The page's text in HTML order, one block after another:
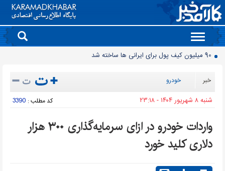
Toggle
navigation
90 میلیون کیف پول برای ایرانی ها ساخته شد
معمای قیمت سکه امامی و بهار آزادی در دادگاه خانواده
آخرین وضعیت سدهای تهران اعلام شد
حذف و بازگشت دوباره تلگرام به فروشگاه برنامه اپل
موتورسیکلت‌های برقی مشتری ندارند/ کمبود زیرساخت یا بی‌میلی مردم؟
سدهای مهم کشور چقدر آب دارند؟
جمعیت ایران از ۸۷ میلیون نفر عبور کرد
خبر خودرو
شنبه ۸ شهريور ۱۴۰۴ - ۲۳:۱۸ کد مطلب : 3390
واردات خودرو در ازای سرمایه‌گذاری ۳۰۰ هزار
دلاری کلید خورد